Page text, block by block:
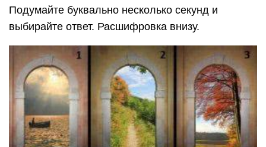
Подумайте буквально несколько секунд и
выбирайте ответ. Расшифровка внизу.